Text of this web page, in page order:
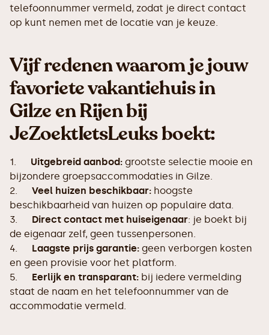
telefoonnummer vermeld, zodat je direct contact
op kunt nemen met de locatie van je keuze.
Vijf redenen waarom je jouw
favoriete vakantiehuis in
Gilze en Rijen bij
JeZoektIetsLeuks boekt:
1. Uitgebreid aanbod: grootste selectie mooie en
bijzondere groepsaccommodaties in Gilze.
2. Veel huizen beschikbaar: hoogste
beschikbaarheid van huizen op populaire data.
3. Direct contact met huiseigenaar: je boekt bij
de eigenaar zelf, geen tussenpersonen.
4. Laagste prijs garantie: geen verborgen kosten
en geen provisie voor het platform.
5. Eerlijk en transparant: bij iedere vermelding
staat de naam en het telefoonnummer van de
accommodatie vermeld.